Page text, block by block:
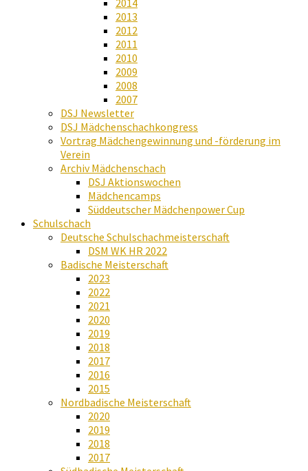
2014
2013
2012
2011
2010
2009
2008
2007
DSJ Newsletter
DSJ Mädchenschachkongress
Vortrag Mädchengewinnung und -förderung im
Verein
Archiv Mädchenschach
DSJ Aktionswochen
Mädchencamps
Süddeutscher Mädchenpower Cup
Schulschach
Deutsche Schulschachmeisterschaft
DSM WK HR 2022
Badische Meisterschaft
2023
2022
2021
2020
2019
2018
2017
2016
2015
Nordbadische Meisterschaft
2020
2019
2018
2017